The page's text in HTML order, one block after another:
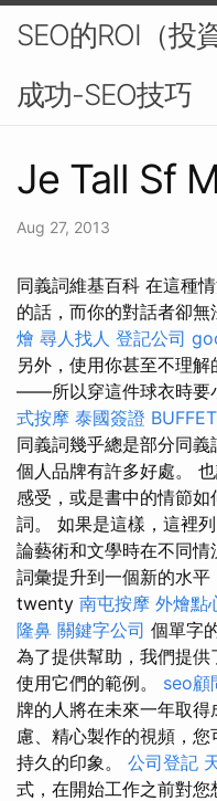
SEO的ROI（投
成功-SEO技巧
Je Tall Sf
Aug 27, 2013
同義詞維基百科 在這種
的話，而你的對話者卻無
燴 尋人找人 登記公司
另外，使用你甚至不理
——所以穿這件球衣時要
式按摩 泰國簽證
同義詞幾乎總是部分同
個人品牌有許多好處。
感受，或是書中的情節
詞。 如果是這樣，這裡
論藝術和文學時在不同
詞彙提升到一個新的水
twenty 南屯按摩 外燴點
隆鼻 關鍵字公司 個單字
為了提供幫助，我們提
使用它們的範例。 seo顧
牌的人將在未來一年取
慮、精心製作的視頻，
持久的印象。 公司登記
式，在開始工作之前對